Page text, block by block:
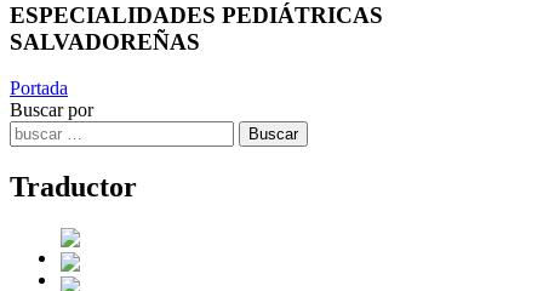
ESPECIALIDADES PEDIÁTRICAS
SALVADOREÑAS
Portada
Buscar por
Buscar
Traductor